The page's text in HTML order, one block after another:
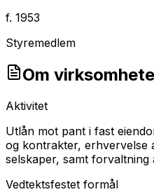
f. 1953
Styremedlem
Om
Aktivitet
Utlån mot pant i fast
og kontrakter, erhvervelse
selskaper, samt forvaltning
Vedtektsfestet formål